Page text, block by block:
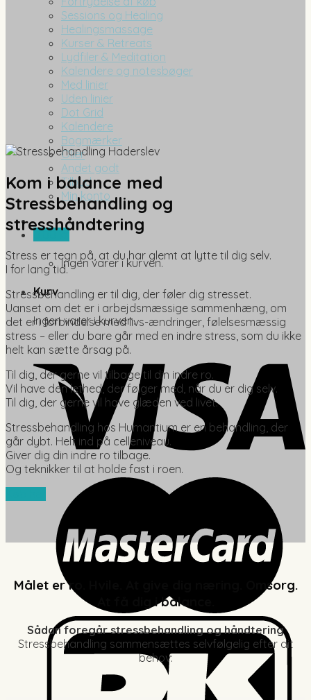
Sessions og Healing
Healingsmassage
Kurser & Retreats
Lydfiler & Meditation
Kalendere og notesbøger
Med linier
Uden linier
Dot Grid
Kalendere
Bogmærker
Olier
Andet godt
Tilbud
Min konto
0,00 kr.
Ingen varer i kurven.
Kurv
Ingen varer i kurven.
Kom i balance med
Stressbehandling og
stresshåndtering
Stress er tegn på, at du har glemt at lytte til dig selv.
I for lang tid.
Stressbehandling er til dig, der føler dig stresset.
Uanset om det er i arbejdsmæssige sammenhæng, om
det er i forbindelse med livs-ændringer, følelsesmæssig
stress – eller du bare går med en indre stress, som du ikke
helt kan sætte årsag på.
Til dig, der gerne vil tilbage til din indre ro.
Vil have den lethed, der følger med, når du er dig selv.
Til dig, der gerne vil have glæden ved livet.
Stressbehandling hos Humantium er en behandling, der
går dybt. Helt ind på celleniveau.
Giver dig din indre ro tilbage.
Og teknikker til at holde fast i roen.
Målet er ro. Hvile. At give dig næring. Omsorg.
At få dig i balance.
Sådan foregår stressbehandling og håndtering
Stressbehandling sammensættes selvfølgelig efter dit
behov: